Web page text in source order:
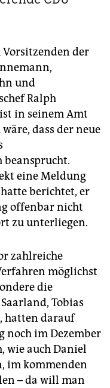
der
und
Ralph
in seinem Amt
dass der neue
eine Meldung
berichtet, er
offenbar nicht
zu unterliegen.
zahlreiche
möglichst
die
Tobias
hatten darauf
noch im Dezember
wie auch Daniel
im kommenden
– da will man